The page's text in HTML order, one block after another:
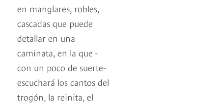
en manglares, robles,
cascadas que puede
detallar en una
caminata, en la que -
con un poco de suerte-
escuchará los cantos del
trogón, la reinita, el